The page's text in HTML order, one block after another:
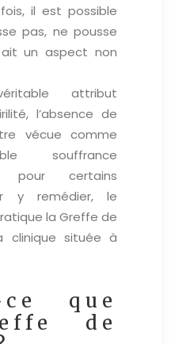
il est possible
pas, ne pousse
un aspect non
attribut
l’absence de
vécue comme
souffrance
pour certains
y remédier, le
la Greffe de
clinique située à
ce que
de